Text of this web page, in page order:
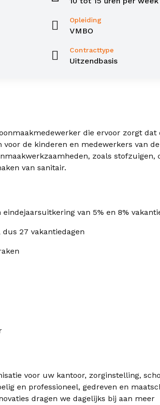
Opleiding
VMBO
Contracttype
Uitzendbasis
die ervoor zorgt dat
de kinderen en medewerkers van
zoals stofzuigen,
van sanitair.
van 5% en 8%
dus 27 vakantiedagen
voor uw kantoor, zorginstelling,
en professioneel, gedreven en
dragen we dagelijks bij aan meer